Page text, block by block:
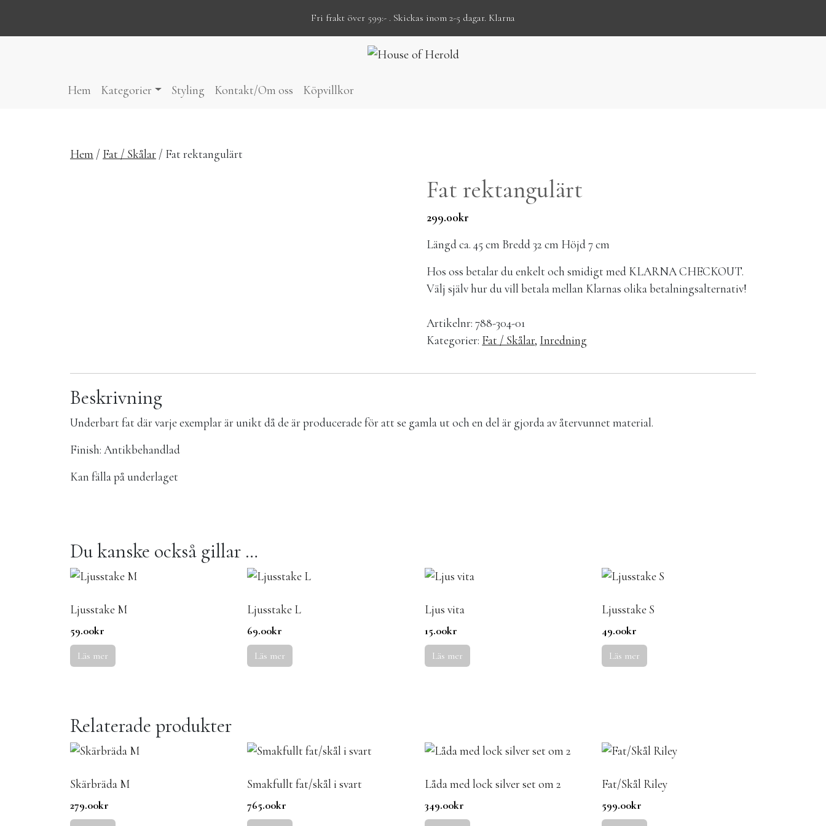
Fri frakt över 599:- . Skickas inom 2-5 dagar. Klarna
Hem Kategorier Styling Kontakt/Om oss Köpvillkor
Hem / Fat / Skålar / Fat rektangulärt
Fat rektangulärt
299.00kr
Längd ca. 45 cm Bredd 32 cm Höjd 7 cm
Hos oss betalar du enkelt och smidigt med KLARNA CHECKOUT.
Välj själv hur du vill betala mellan Klarnas olika betalningsalternativ!
Artikelnr:788-304-01
Kategorier: Fat / Skålar, Inredning
Beskrivning
Underbart fat där varje exemplar är unikt då de är producerade för att se gamla ut och en del är gjorda av återvunnet material.
Finish: Antikbehandlad
Kan fälla på underlaget
Du kanske också gillar …
Ljusstake M
59.00kr
Läs mer
Ljusstake L
69.00kr
Läs mer
Ljus vita
15.00kr
Läs mer
Ljusstake S
49.00kr
Läs mer
Relaterade produkter
Skärbräda M
279.00kr
Smakfullt fat/skål i svart
765.00kr
Låda med lock silver set om 2
349.00kr
Fat/Skål Riley
599.00kr